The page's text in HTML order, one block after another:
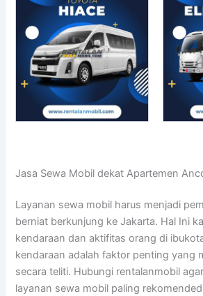
Jasa Sewa Mobil dekat Apartemen
Layanan sewa mobil harus menjadi
berniat berkunjung ke Jakarta. Hal Ini
kendaraan dan aktifitas orang di
kendaraan adalah faktor penting yang
secara teliti. Hubungi rentalanmobil
layanan sewa mobil paling